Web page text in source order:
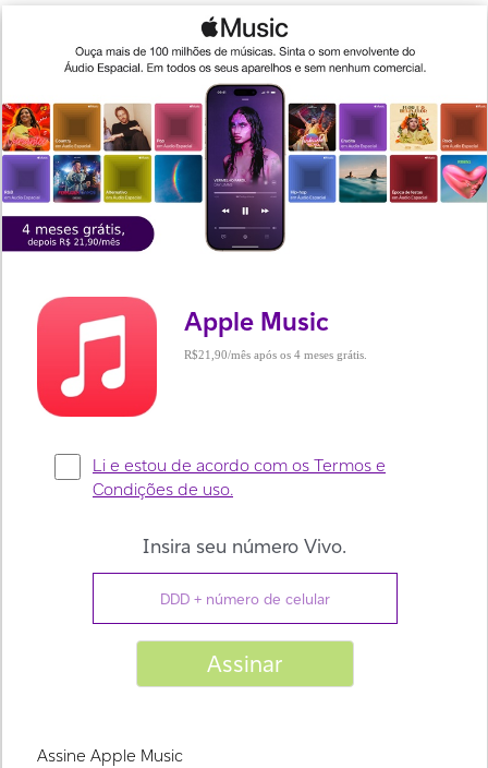
Apple Music
R$21,90 após os 4 meses grátis.
Assine Apple Music